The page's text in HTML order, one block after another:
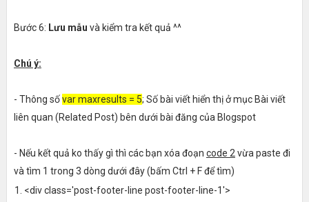
Bước 6: Lưu mẫu và kiểm tra kết quả ^^
Chú ý:
- Thông sốvar maxresults = 5; Số bài viết hiển thị ở mục Bài viết
liên quan (Related Post) bên dưới bài đăng của Blogspot
- Nếu kết quả ko thấy gì thì các bạn xóa đoạn code 2 vừa paste đi
và tìm 1 trong 3 dòng dưới đây (bấm Ctrl + F để tìm)
<div class='post-footer-line post-footer-line-1'>